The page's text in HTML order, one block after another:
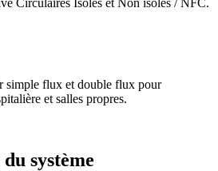
Circulaires Isolés et Non isolés / NFC.
simple flux et double flux pour
et salles propres.
système